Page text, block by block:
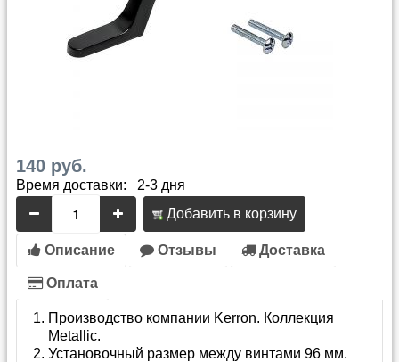
140 руб.
Время доставки: 2-3 дня
Добавить в корзину
Описание Отзывы Доставка
Оплата
Производство компании Kerron. Коллекция
Metallic.
Установочный размер между винтами 96 мм.